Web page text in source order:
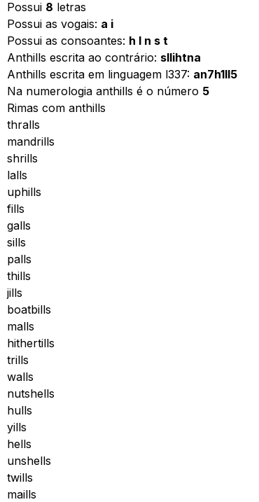
Possui 8 letras
Possui as vogais: a i
Possui as consoantes: h l n s t
Anthills escrita ao contrário: sllihtna
Anthills escrita em linguagem l337: an7h1ll5
Na numerologia anthills é o número 5
Rimas com anthills
thralls
mandrills
shrills
lalls
uphills
fills
galls
sills
palls
thills
jills
boatbills
malls
hithertills
trills
walls
nutshells
hulls
yills
hells
unshells
twills
maills